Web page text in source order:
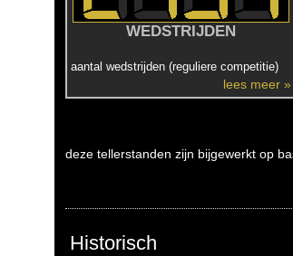
WEDSTRIJDEN
aantal wedstrijden (reguliere competitie)
lees meer »
deze tellerstanden zijn bijgewerkt op
Historisch